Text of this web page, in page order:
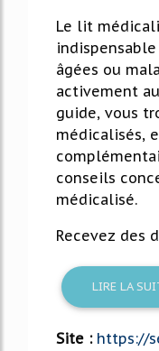
Le lit
âgées ou
activement
guide, vous
médicalisés,
conseils
médicalisé.
Recevez des
LIRE LA
Site : https://